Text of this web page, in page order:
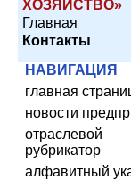
ХОЗЯЙСТВО»
Главная
Контакты
НАВИГАЦИЯ
главная
новости
отраслевой
рубрикатор
алфавитный